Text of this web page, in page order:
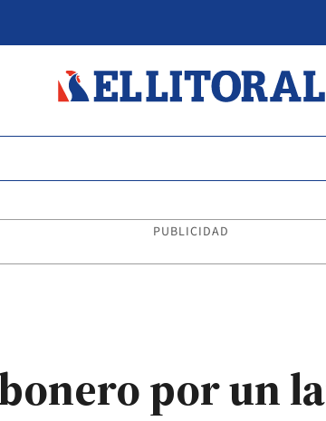
PUBLICIDAD
por un